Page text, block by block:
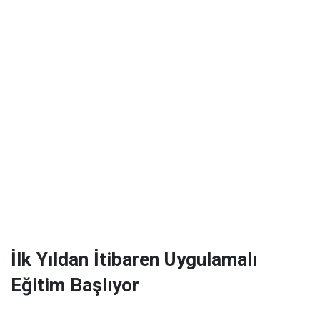
İlk Yıldan İtibaren Uygulamalı
Eğitim Başlıyor